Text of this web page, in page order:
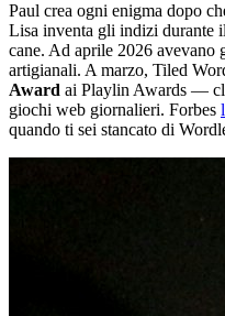
Paul crea ogni enigma dopo
Lisa inventa gli indizi durante
cane. Ad aprile 2026 avevano
artigianali. A marzo, Tiled
Award ai Playlin Awards —
giochi web giornalieri. Forbes
quando ti sei stancato di